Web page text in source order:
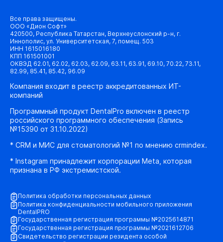
Все права защищены.
ООО «Дион Софт»
420500, Республика Татарстан, Верхнеуслонский р-н, г.
Иннополис, ул. Университетская, 7, помещ. 503
ИНН 1615016180
КПП 161501001
ОКВЭД 62.01, 62.02, 62.03, 62.09, 63.11, 63.91, 69.10, 70.22, 73.11,
82.99, 85.41, 85.42, 96.09
Компания входит в реестр аккредитованных ИТ-
компаний
Программный продукт DentalPro включен в реестр
российского программного обеспечения (Запись
№15390 от 31.10.2022)
* CRM и МИС для стоматологий №1 по мнению crmindex.
* Instagram принадлежит корпорации Meta, которая
признана в РФ экстремистской.
Политика обработки персональных данных
Политика конфиденциальности мобильного приложения
DentalPRO
Государственная регистрация программы №2025614871
Государственная регистрация программы №2021612706
Свидетельство регистрации резидента особой